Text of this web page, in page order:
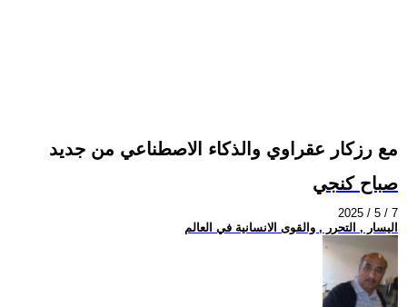
مع رزكار عقراوي والذكاء الاصطناعي من جديد
صباح كنجي
2025 / 5 / 7
اليسار , التحرر , والقوى الانسانية في العالم